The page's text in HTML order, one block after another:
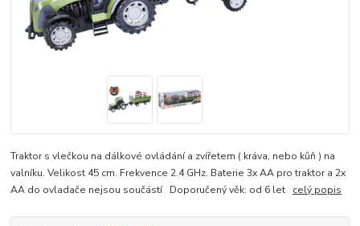
Traktor s vlečkou na dálkové ovládání a zvířetem ( kráva, nebo kůň ) na
valníku. Velikost 45 cm. Frekvence 2.4 GHz. Baterie 3x AA pro traktor a 2x
AA do ovladače nejsou součástí Doporučený věk: od 6 let celý popis